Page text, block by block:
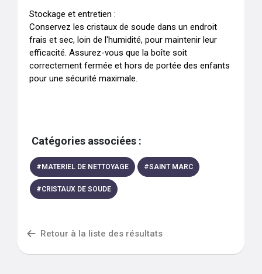
Stockage et entretien :
Conservez les cristaux de soude dans un endroit
frais et sec, loin de l'humidité, pour maintenir leur
efficacité. Assurez-vous que la boîte soit
correctement fermée et hors de portée des enfants
pour une sécurité maximale.
Catégories associées :
# MATERIEL DE NETTOYAGE #SAINT MARC
#CRISTAUX DE SOUDE
Retour à la liste des résultats